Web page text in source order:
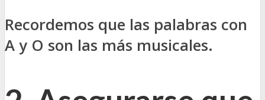
Recordemos que las palabras con
A y O son las más musicales.